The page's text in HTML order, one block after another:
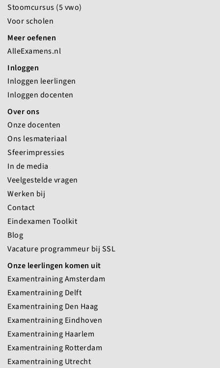
Stoomcursus (5 vwo)
Voor scholen
Meer oefenen
AlleExamens.nl
Inloggen
Inloggen leerlingen
Inloggen docenten
Over ons
Onze docenten
Ons lesmateriaal
Sfeerimpressies
In de media
Veelgestelde vragen
Werken bij
Contact
Eindexamen Toolkit
Blog
Vacature programmeur bij SSL
Onze leerlingen komen uit
Examentraining Amsterdam
Examentraining Delft
Examentraining Den Haag
Examentraining Eindhoven
Examentraining Haarlem
Examentraining Rotterdam
Examentraining Utrecht